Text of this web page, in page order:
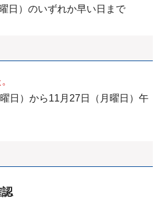
日）のいずれか早い日まで
日）から11月27日（月曜日）午